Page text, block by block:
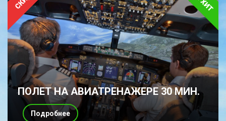
ПОЛЕТ НА АВИАТРЕНАЖЕРЕ 30 МИН.
Подробнее